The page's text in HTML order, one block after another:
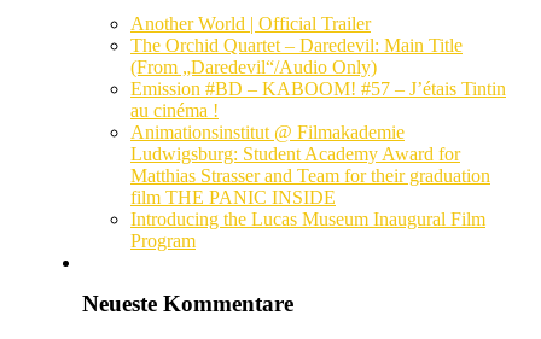
Another World | Official Trailer
The Orchid Quartet – Daredevil: Main Title
(From „Daredevil“/Audio Only)
Emission #BD – KABOOM! #57 – J’étais Tintin
au cinéma !
Animationsinstitut @ Filmakademie
Ludwigsburg: Student Academy Award for
Matthias Strasser and Team for their graduation
film THE PANIC INSIDE
Introducing the Lucas Museum Inaugural Film
Program
Neueste Kommentare